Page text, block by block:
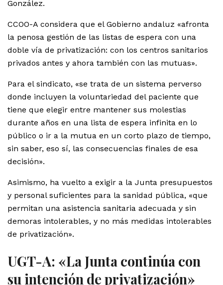
González.
CCOO-A considera que el Gobierno andaluz «afronta
la penosa gestión de las listas de espera con una
doble vía de privatización: con los centros sanitarios
privados antes y ahora también con las mutuas».
Para el sindicato, «se trata de un sistema perverso
donde incluyen la voluntariedad del paciente que
tiene que elegir entre mantener sus molestias
durante años en una lista de espera infinita en lo
público o ir a la mutua en un corto plazo de tiempo,
sin saber, eso sí, las consecuencias finales de esa
decisión».
Asimismo, ha vuelto a exigir a la Junta presupuestos
y personal suficientes para la sanidad pública, «que
permitan una asistencia sanitaria adecuada y sin
demoras intolerables, y no más medidas intolerables
de privatización».
UGT-A: «La Junta continúa con
su intención de privatización»